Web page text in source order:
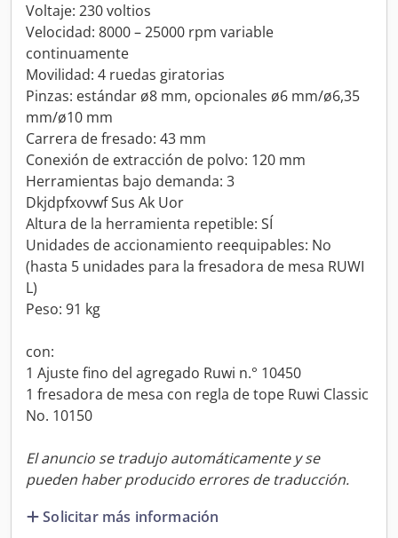
Voltaje: 230 voltios
Velocidad: 8000 – 25000 rpm variable
continuamente
Movilidad: 4 ruedas giratorias
Pinzas: estándar ø8 mm, opcionales ø6 mm/ø6,35
mm/ø10 mm
Carrera de fresado: 43 mm
Conexión de extracción de polvo: 120 mm
Herramientas bajo demanda: 3
Dkjdpfxovwf Sus Ak Uor
Altura de la herramienta repetible: SÍ
Unidades de accionamiento reequipables: No
(hasta 5 unidades para la fresadora de mesa RUWI
L)
Peso: 91 kg
con:
1 Ajuste fino del agregado Ruwi n.° 10450
1 fresadora de mesa con regla de tope Ruwi Classic
No. 10150
El anuncio se tradujo automáticamente y se
pueden haber producido errores de traducción.
Solicitar más información